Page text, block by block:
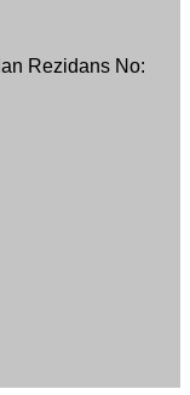
Rezidans No: